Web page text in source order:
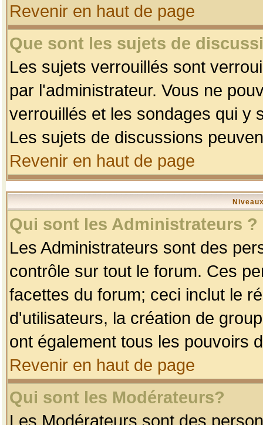
Revenir en haut de page
Que sont les sujets de
Les sujets verrouillés sont
par l'administrateur. Vous ne
verrouillés et les sondages qui y
Les sujets de discussions
Revenir en haut de page
Qui sont les Administrateurs ?
Les Administrateurs sont des
contrôle sur tout le forum. Ces
facettes du forum; ceci inclut le
d'utilisateurs, la création de
ont également tous les pouvoirs
Revenir en haut de page
Qui sont les Modérateurs?
Les Modérateurs sont des